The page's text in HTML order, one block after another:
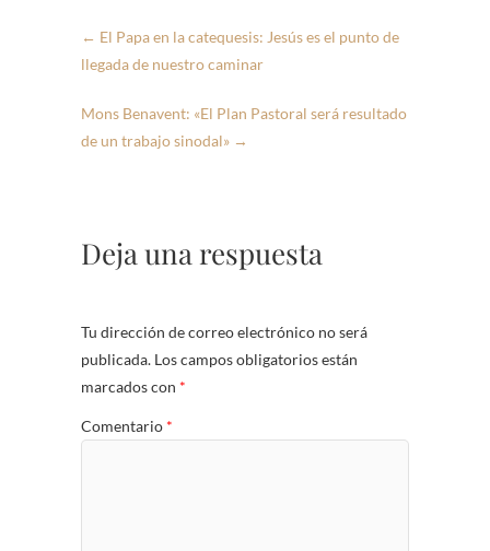
← El Papa en la catequesis: Jesús es el punto de
llegada de nuestro caminar
Mons Benavent: «El Plan Pastoral será resultado
de un trabajo sinodal» →
Deja una respuesta
Tu dirección de correo electrónico no será
publicada. Los campos obligatorios están
marcados con *
Comentario *